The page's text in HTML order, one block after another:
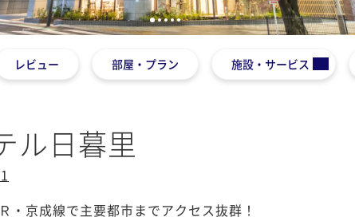
1 2345
レビュー 部屋・プラン 施設・サービス
ル日暮里
・京成線で主要都市までアクセス抜群！